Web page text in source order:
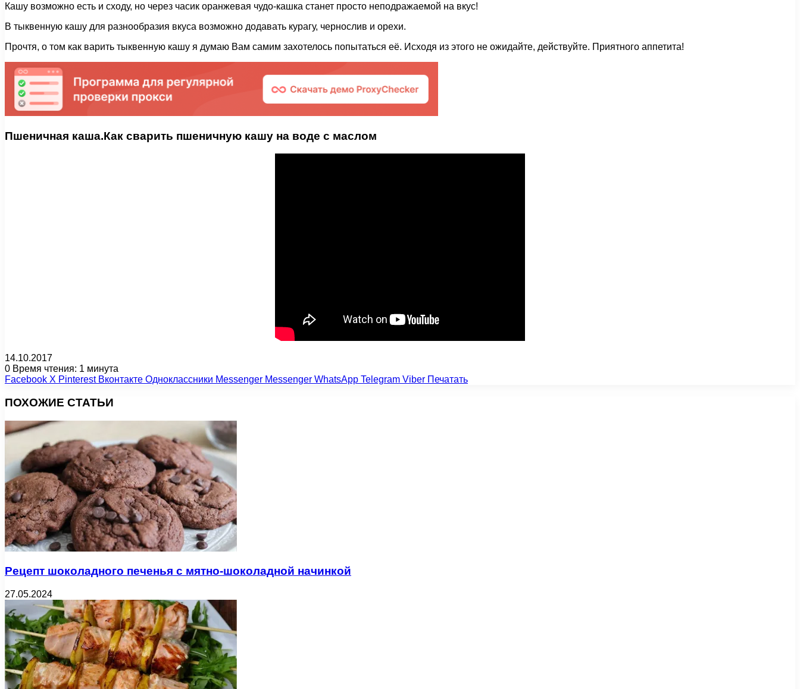
Кашу возможно есть и сходу, но через часик оранжевая чудо-кашка станет просто неподражаемой на вкус!
В тыквенную кашу для разнообразия вкуса возможно додавать курагу, чернослив и орехи.
Прочтя, о том как варить тыквенную кашу я думаю Вам самим захотелось попытаться её. Исходя из этого не ожидайте, действуйте. Приятного аппетита!
Пшеничная каша.Как сварить пшеничную кашу на воде с маслом
14.10.2017
0 Время чтения: 1 минута
Facebook X Pinterest Вконтакте Одноклассники Messenger Messenger WhatsApp Telegram Viber Печатать
ПОХОЖИЕ СТАТЬИ
Рецепт шоколадного печенья с мятно-шоколадной начинкой
27.05.2024